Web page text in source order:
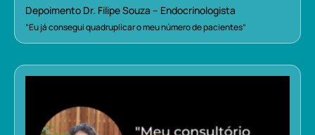
Depoimento Dr. Filipe Souza – Endocrinologista
“Eu já consegui quadruplicar o meu número de pacientes”